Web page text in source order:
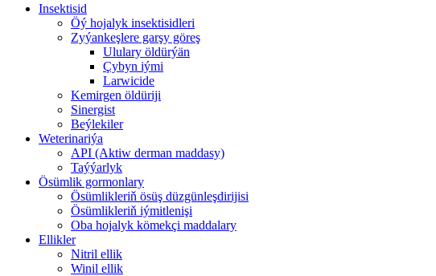
Insektisid
Öý hojalyk insektisidleri
Zyýankeşlere garşy göreş
Ululary öldürýän
Çybyn iými
Larwicide
Kemirgen öldüriji
Sinergist
Beýlekiler
Weterinariýa
API (Aktiw derman maddasy)
Taýýarlyk
Ösümlik gormonlary
Ösümlikleriň ösüş düzgünleşdirijisi
Ösümlikleriň iýmitlenişi
Oba hojalyk kömekçi maddalary
Ellikler
Nitril ellik
Winil ellik